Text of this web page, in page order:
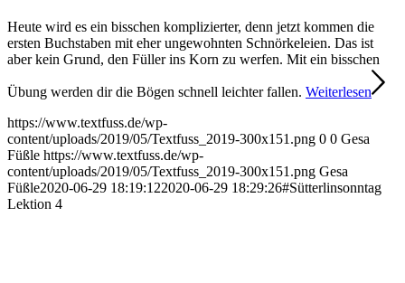
Heute wird es ein bisschen komplizierter, denn jetzt kommen die
ersten Buchstaben mit eher ungewohnten Schnörkeleien. Das ist
aber kein Grund, den Füller ins Korn zu werfen. Mit ein bisschen
Übung werden dir die Bögen schnell leichter fallen. Weiterlesen
https://www.textfuss.de/wp-
content/uploads/2019/05/Textfuss_2019-300x151.png 0 0 Gesa
Füßle https://www.textfuss.de/wp-
content/uploads/2019/05/Textfuss_2019-300x151.png Gesa
Füßle2020-06-29 18:19:122020-06-29 18:29:26#Sütterlinsonntag
Lektion 4